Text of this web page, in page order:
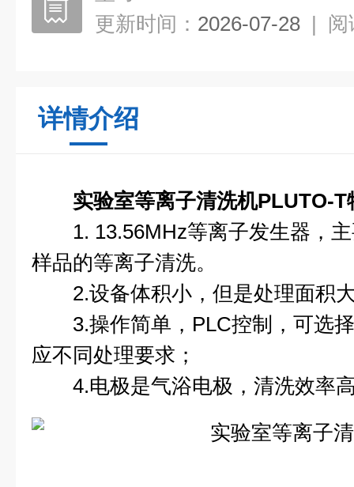
更新时间： 2026-07-28 | 阅
详情介绍
实验室等离子清洗机PLUTO-T
1. 13.56MHz等离子发生器，主
样品的等离子清洗。
2.设备体积小，但是处理面积大
3.操作简单，PLC控制，可选择
应不同处理要求；
4.电极是气浴电极，清洗效率